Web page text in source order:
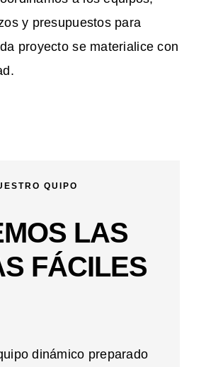
y presupuestos para
proyecto se materialice con
QUIPO
LAS
FÁCILES
dinámico preparado